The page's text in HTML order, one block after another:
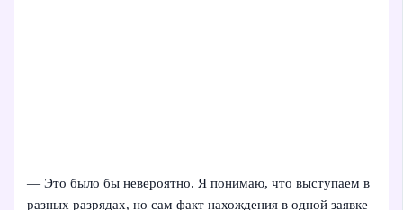
— Это было бы невероятно. Я понимаю, что выступаем в
разных разрядах, но сам факт нахождения в одной заявке